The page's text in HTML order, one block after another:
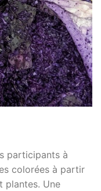
participants à
colorées à partir
plantes. Une